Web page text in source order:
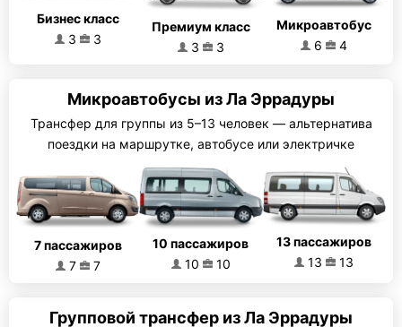
Бизнес класс
3
3
Премиум класс
3
3
Микроавтобус
6
4
Микроавтобусы из Ла Эррадуры
Трансфер для группы из 5–13 человек — альтернатива
поездки на маршрутке, автобусе или электричке
7 пассажиров
7
7
10 пассажиров
10
10
13 пассажиров
13
13
Групповой трансфер из Ла Эррадуры